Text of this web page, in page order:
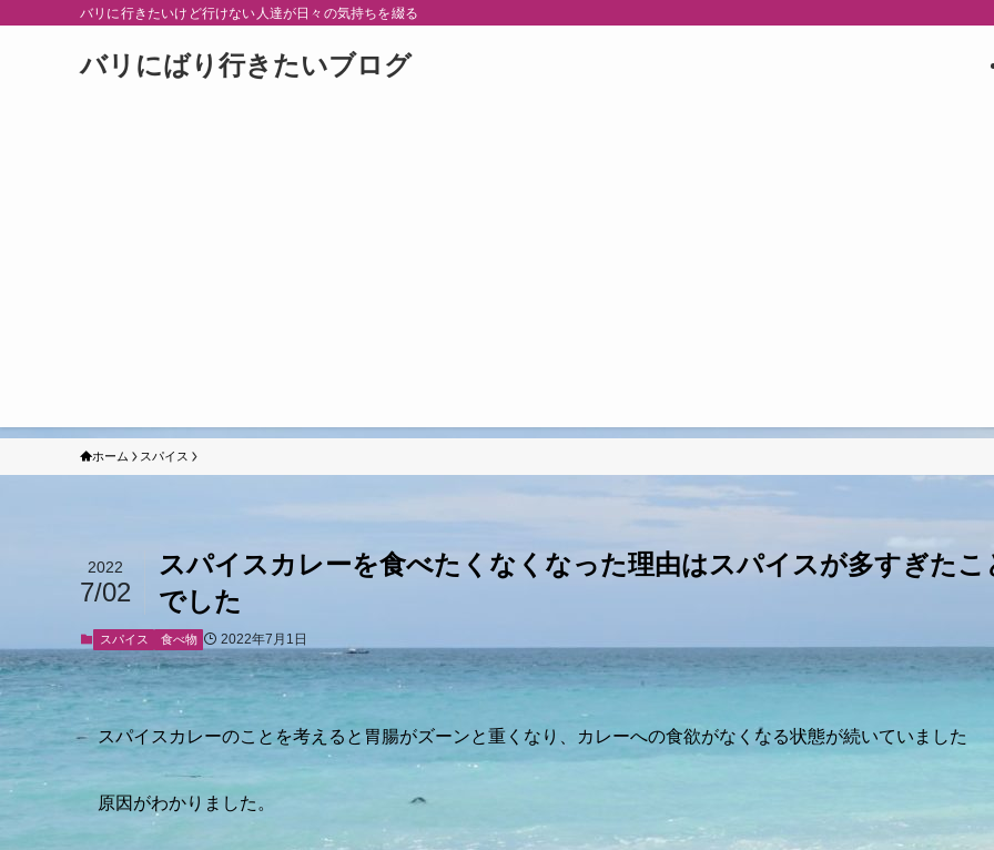
バリに行きたいけど行けない人達が日々の気持ちを綴る
バリにばり行きたいブログ
ホーム スパイス
スパイスカレーを食べたくなくなった理由はスパイスが多すぎたこ
でした
2022
7/02
スパイス 食べ物 2022年7月1日
スパイスカレーのことを考えると胃腸がズーンと重くなり、カレーへの食欲がなくなる状態が続いていました
原因がわかりました。